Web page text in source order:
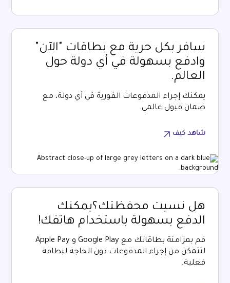
سافر بكل حرية مع بطاقات "الآن"
وادفع بسهولة في أي دولة حول
العالم.
يمكنك إجراء المدفوعات الفورية في أي دولة، مع
ضمان قبول عالمي.
شاهد كيف
هل نسيت محفظتك؟يمكنك
الدفع بسهولة باستخدام هاتفك!
قم بمزامنة بطاقاتك مع Google Play و Apple Pay
لتتمكن من إجراء المدفوعات دون الحاجة لبطاقة
فعلية.